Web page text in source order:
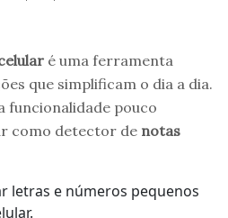
é uma ferramenta
que simplificam o dia a dia.
funcionalidade pouco
como detector de notas
letras e números pequenos